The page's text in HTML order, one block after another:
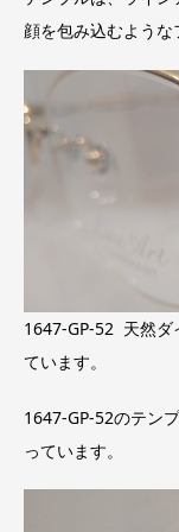
顔を包み込むような
1647-GP-52 天然
ています。
1647-GP-52のテン
っています。